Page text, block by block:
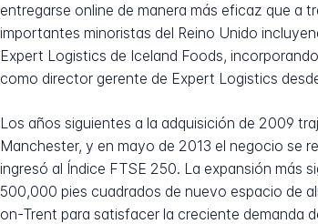
entregarse online de manera más eficaz que a
importantes minoristas del Reino Unido
Expert Logistics de Iceland Foods,
como director gerente de Expert Logistics
Los años siguientes a la adquisición de 2009
Manchester, y en mayo de 2013 el negocio se
ingresó al Índice FTSE 250. La expansión más
500,000 pies cuadrados de nuevo espacio de
on-Trent para satisfacer la creciente demanda